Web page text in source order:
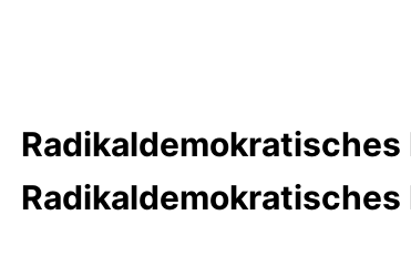
Radikaldemokratisches